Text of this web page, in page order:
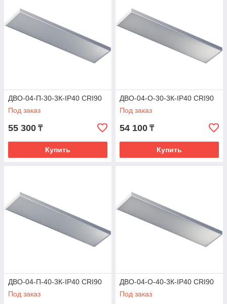
ДВО-04-П-30-3К-IP40 CRI90
Под заказ
55 300 ₸
Купить
ДВО-04-О-30-3К-IP40 CRI90
Под заказ
54 100 ₸
Купить
ДВО-04-П-40-3К-IP40 CRI90
Под заказ
ДВО-04-О-40-3К-IP40 CRI90
Под заказ